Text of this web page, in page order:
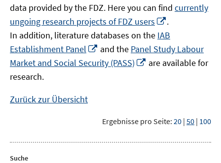
data provided by the FDZ. Here you can find currently
ungoing research projects of FDZ users
neuem
Fenster
öffnen
.
In addition, literature databases on the IAB
Establishment Panel
In
neuem
Fenster
and the Panel Study Labour
Market and Social Security (PASS)
In
are available for
research.
Zurück zur Übersicht
Ergebnisse pro Seite: 20 | 50 | 100
Suche